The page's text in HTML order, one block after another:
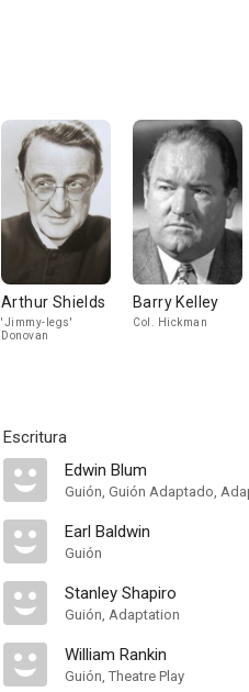
Arthur Shields
'Jimmy-legs'
Donovan
Barry Kelley
Col. Hickman
Escritura
Edwin Blum
Guión, Guión Adaptado,
Earl Baldwin
Guión
Stanley Shapiro
Guión, Adaptation
William Rankin
Guión, Theatre Play